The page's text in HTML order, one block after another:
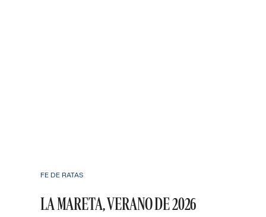
FE DE RATAS
LA MARETA, VERANO DE 2026